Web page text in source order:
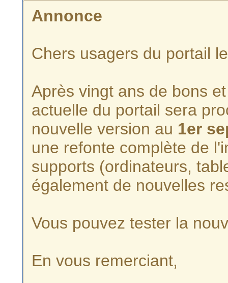
Annonce
Chers usagers du portail
Après vingt ans de bons
actuelle du portail sera
nouvelle version au 1er
une refonte complète de
supports (ordinateurs,
également de nouvelles
Vous pouvez tester la
En vous remerciant,